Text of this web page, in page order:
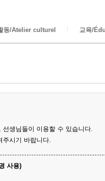
동/Atelier culturel 교육/
생님들이 이용할 수 있습니다.
시기 바랍니다.
사용)